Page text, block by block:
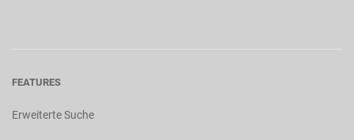
FEATURES
Erweiterte Suche